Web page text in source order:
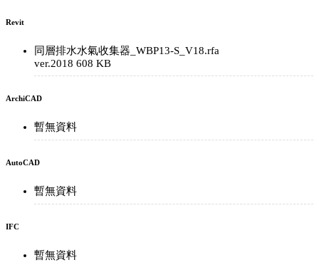
Revit
同層排水水氣收集器_WBP13-S_V18.rfa
ver.2018 608 KB
ArchiCAD
暫無資料
AutoCAD
暫無資料
IFC
暫無資料